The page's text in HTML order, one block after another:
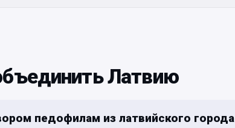
Латвию
педофилам из латвийского города